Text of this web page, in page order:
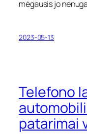
mėgausis jo
2023-05-13
Telefono
patarimai